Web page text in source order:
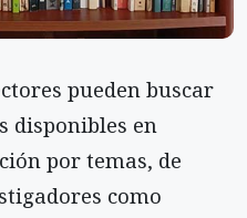
pueden buscar
disponibles en
por temas, de
como